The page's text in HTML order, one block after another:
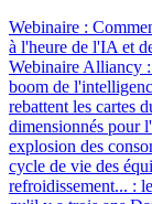
Webinaire :
à l'heure de l'IA et
Webinaire Alliancy
boom de
rebattent les cartes
dimensionnés pour
explosion des
cycle de vie des
refroidissement... :